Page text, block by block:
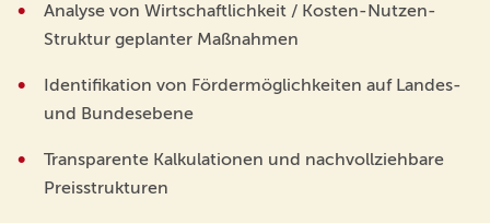
Analyse von Wirtschaftlichkeit / Kosten-Nutzen-
Struktur geplanter Maßnahmen
Identifikation von Fördermöglichkeiten auf Landes-
und Bundesebene
Transparente Kalkulationen und nachvollziehbare
Preisstrukturen